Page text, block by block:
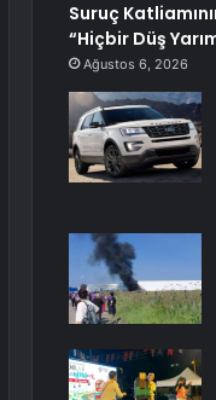
Suruç
“Hiçbir Düş
Ağustos 6, 2026